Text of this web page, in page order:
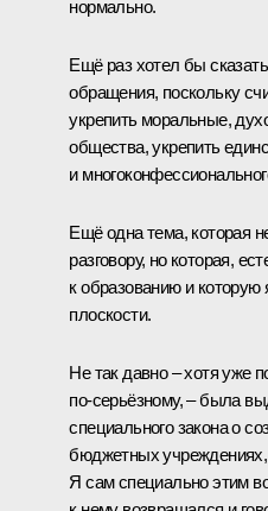
нормально.
Ещё раз хотел бы
обращения, поскольку
укрепить моральные,
общества, укрепить
и
Ещё одна тема, которая
разговору, но которая,
к образованию и которую
плоскости.
Не так давно – хотя уже
по‑серьёзному, – была
специального закона о
бюджетных учреждениях,
Я сам специально этим